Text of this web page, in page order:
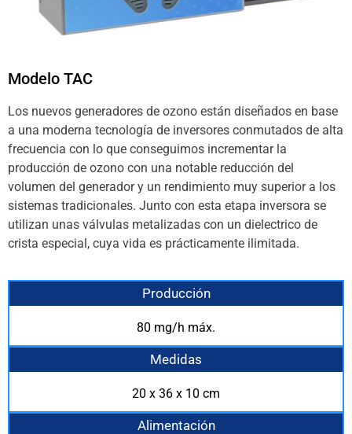
Modelo TAC
Los nuevos generadores de ozono están diseñados en base
a una moderna tecnología de inversores conmutados de alta
frecuencia con lo que conseguimos incrementar la
producción de ozono con una notable reducción del
volumen del generador y un rendimiento muy superior a los
sistemas tradicionales. Junto con esta etapa inversora se
utilizan unas válvulas metalizadas con un dielectrico de
crista especial, cuya vida es prácticamente ilimitada.
Producción
80 mg/h máx.
Medidas
20 x 36 x 10 cm
Alimentación